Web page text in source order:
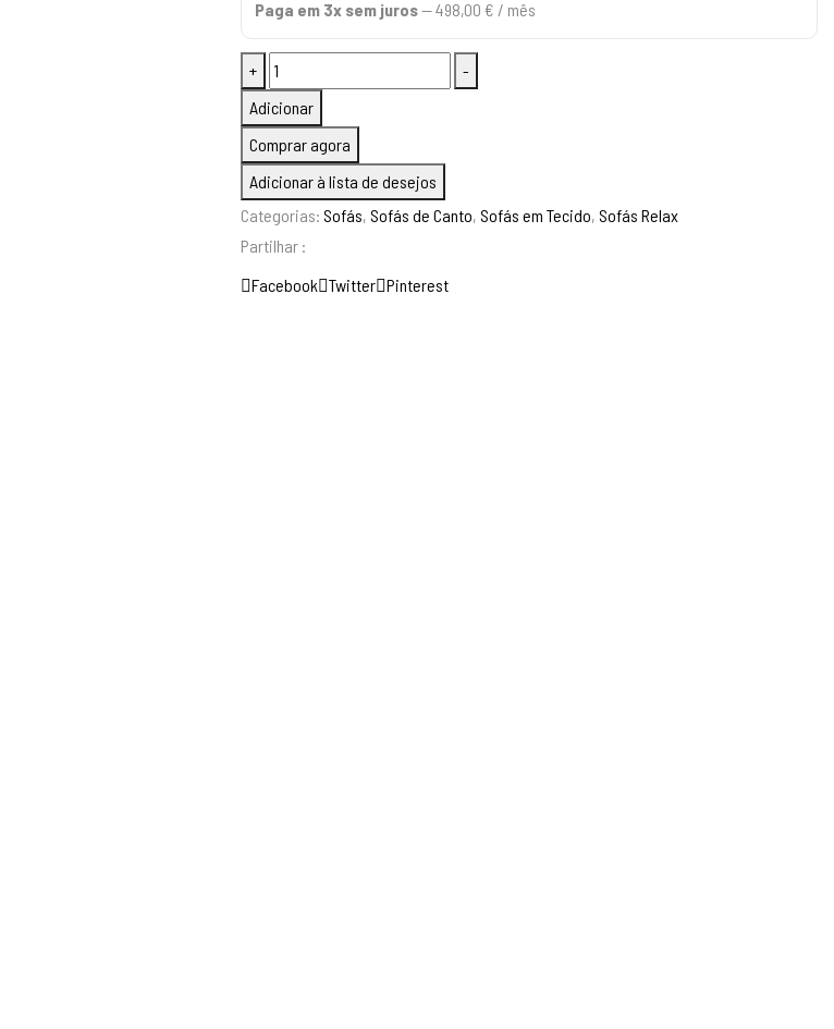
original
787,00 €.
atual
Paga em 3x sem juros—498,00 € / mês
+
Quantidade
de
Sofá
De
Canto
Derly
-
Adicionar
Comprar agora
Adicionar à lista de desejos
Categorias: Sofás, Sofás de Canto, Sofás em Tecido, Sofás Relax
Partilhar :
Facebook Twitter Pinterest